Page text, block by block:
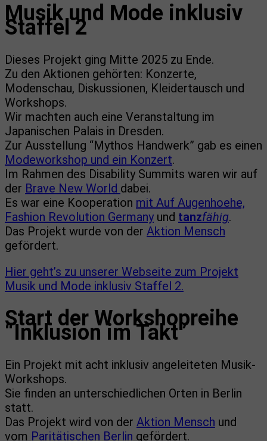
Musik und Mode inklusiv
Staffel 2
Dieses Projekt ging Mitte 2025 zu Ende.
Zu den Aktionen gehörten: Konzerte,
Modenschau, Diskussionen, Kleidertausch und
Workshops.
Wir machten auch eine Veranstaltung im
Japanischen Palais in Dresden.
Zur Ausstellung “Mythos Handwerk” gab es einen
Modeworkshop und ein Konzert.
Im Rahmen des Disability Summits waren wir auf
der Brave New World dabei.
Es war eine Kooperation mit Auf Augenhoehe,
Fashion Revolution Germany und tanzfähig.
Das Projekt wurde von der Aktion Mensch
gefördert.
Hier geht’s zu unserer Webseite zum Projekt
Musik und Mode inklusiv Staffel 2.
Start der Workshopreihe
“Inklusion im Takt”
Ein Projekt mit acht inklusiv angeleiteten Musik-
Workshops.
Sie finden an unterschiedlichen Orten in Berlin
statt.
Das Projekt wird von der Aktion Mensch und
vom Paritätischen Berlin gefördert.